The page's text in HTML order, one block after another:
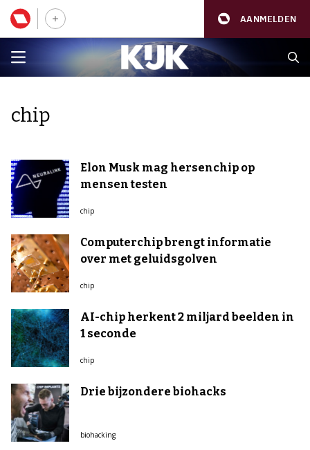
AANMELDEN
chip
Elon Musk mag hersenchip op
mensen testen
chip
Computerchip brengt informatie
over met geluidsgolven
chip
AI-chip herkent 2 miljard beelden in
1 seconde
chip
Drie bijzondere biohacks
biohacking